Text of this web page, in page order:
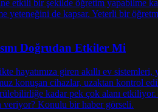
Doğrudan Etkiler Mi